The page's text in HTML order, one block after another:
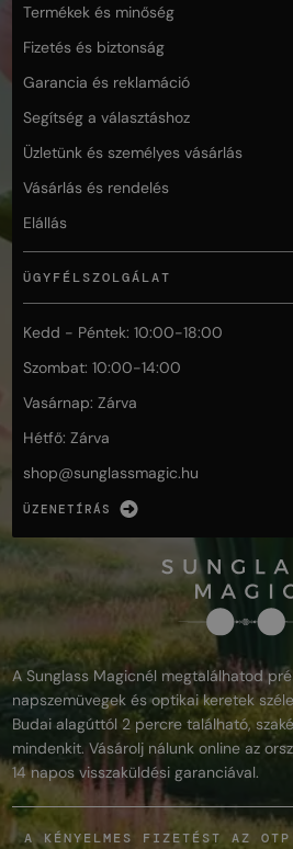
Termékek és minőség
Fizetés és biztonság
Garancia és reklamáció
Segítség a választáshoz
Üzletünk és személyes vásárlás
Vásárlás és rendelés
Elállás
ÜGYFÉLSZOLGÁLAT
Kedd - Péntek: 10:00-18:00
Szombat: 10:00-14:00
Vasárnap: Zárva
Hétfő: Zárva
shop@sunglassmagic.hu
ÜZENETÍRÁS
A Sunglass Magicnél megtalálhatod
napszemüvegek és optikai keretek
Budai alagúttól 2 percre található,
mindenkit. Vásárolj nálunk online az
14 napos visszaküldési garanciával.
A KÉNYELMES FIZETÉST AZ